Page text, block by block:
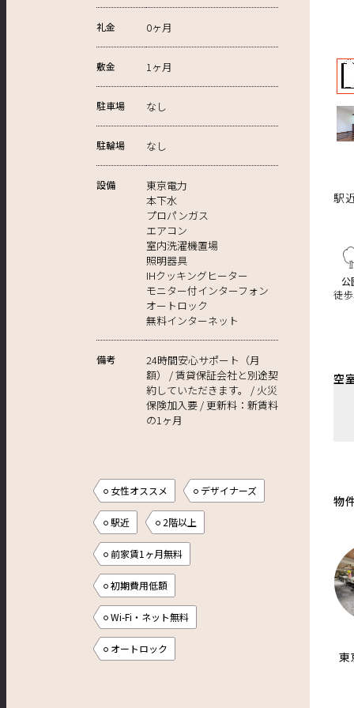
駅
公
徒
空
物
東
礼金 0ヶ月
敷金 1ヶ月
駐車場 なし
駐輪場 なし
設備
東京電力
本下水
プロパンガス
エアコン
室内洗濯機置場
照明器具
IHクッキングヒーター
モニター付インターフォン
オートロック
無料インターネット
備考
24時間安心サポート（月
額） / 賃貸保証会社と別途契
約していただきます。 / 火災
保険加入要 / 更新料：新賃料
の1ヶ月
女性オススメ デザイナーズ
駅近 2階以上
前家賃1ヶ月無料
初期費用低額
Wi-Fi・ネット無料
オートロック